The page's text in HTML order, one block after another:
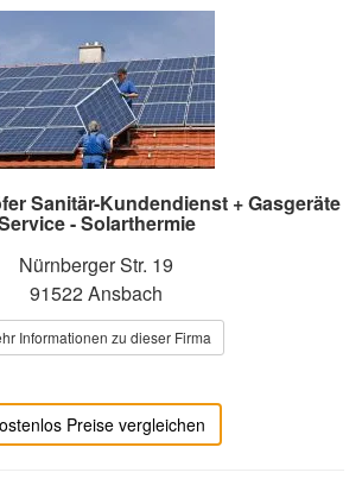
Sanitär-Kundendienst + Gasgeräte
- Solarthermie
Nürnberger Str. 19
91522 Ansbach
Informationen zu dieser Firma
Preise vergleichen